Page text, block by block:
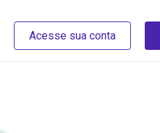
Acesse sua conta